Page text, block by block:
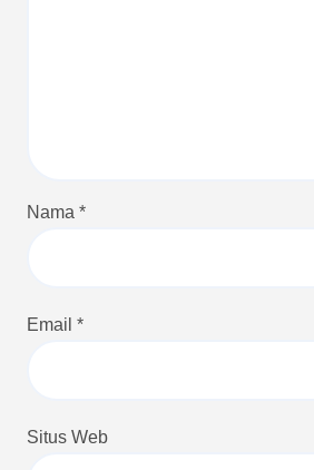
Nama *
Email *
Situs Web